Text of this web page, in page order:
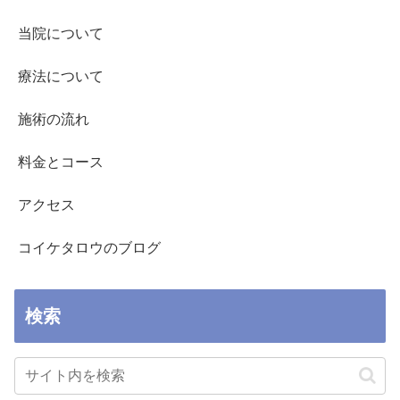
当院について
療法について
施術の流れ
料金とコース
アクセス
コイケタロウのブログ
検索